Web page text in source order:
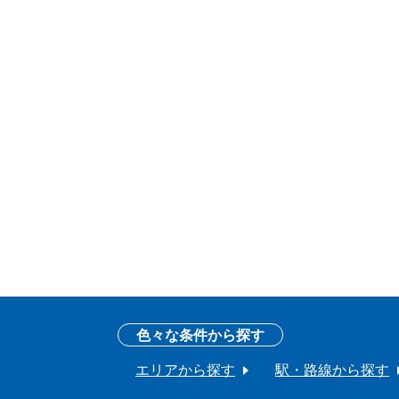
色々な条件から探す
エリアから探す 駅・路線から探す